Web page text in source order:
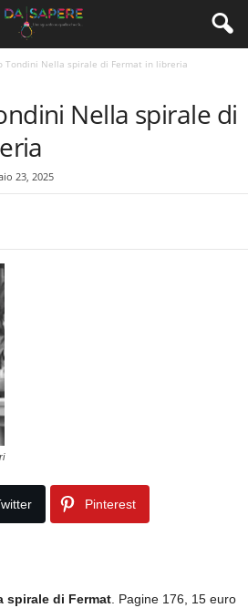
Tondini Nella spirale di Fermat in libreria
Nella spirale di
23, 2025
Pinterest
spirale di Fermat . Pagine 176, 15 euro